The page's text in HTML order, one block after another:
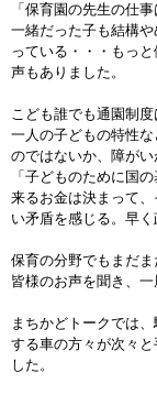
「保育園の先生の仕
一緒だった子も結構
っている・・・もっ
声もありました。
こども誰でも通園制
一人の子どもの特性
のではないか、障がい
「子どものために国
来るお金は決まって
い矛盾を感じる。早
保育の分野でもまだま
皆様のお声を聞き、一
まちかどトークでは
する車の方々が次々
した。